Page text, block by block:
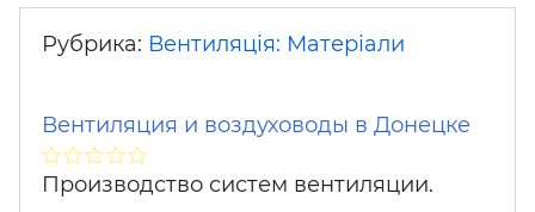
Рубрика: Вентиляція: Матеріали
Вентиляция и воздуховоды в Донецке
Производство систем вентиляции.